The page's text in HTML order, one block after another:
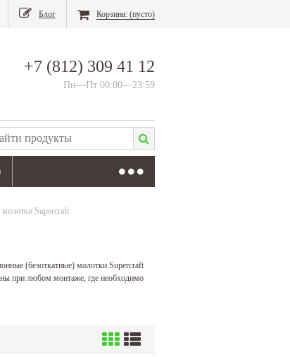
Блог Корзина: (пусто)
+7 (812) 309 41 12
Пн—Пт 00:00—23:59
молотки Supercraft
(безоткатные) молотки Supercraft
при любом монтаже, где необходимо